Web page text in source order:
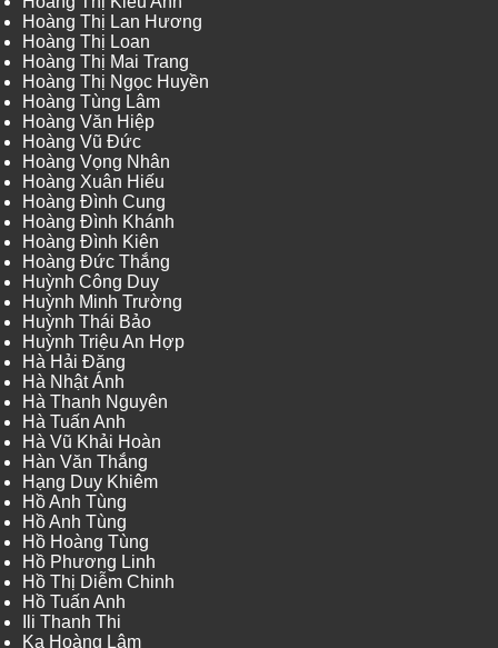
Hoàng Thị Lan Hương
Hoàng Thị Loan
Hoàng Thị Mai Trang
Hoàng Thị Ngọc Huyền
Hoàng Tùng Lâm
Hoàng Văn Hiệp
Hoàng Vũ Đức
Hoàng Vọng Nhân
Hoàng Xuân Hiếu
Hoàng Đình Cung
Hoàng Đình Khánh
Hoàng Đình Kiên
Hoàng Đức Thắng
Huỳnh Công Duy
Huỳnh Minh Trường
Huỳnh Thái Bảo
Huỳnh Triệu An Hợp
Hà Hải Đăng
Hà Nhật Ánh
Hà Thanh Nguyên
Hà Tuấn Anh
Hà Vũ Khải Hoàn
Hàn Văn Thắng
Hạng Duy Khiêm
Hồ Anh Tùng
Hồ Anh Tùng
Hồ Hoàng Tùng
Hồ Phương Linh
Hồ Thị Diễm Chinh
Hồ Tuấn Anh
Ili Thanh Thi
Ka Hoàng Lâm